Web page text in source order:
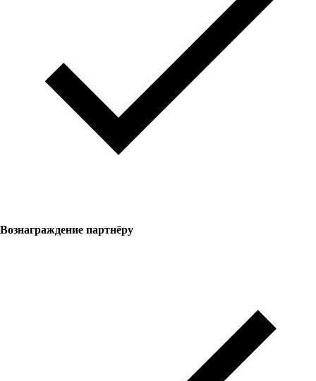
Вознаграждение партнёру